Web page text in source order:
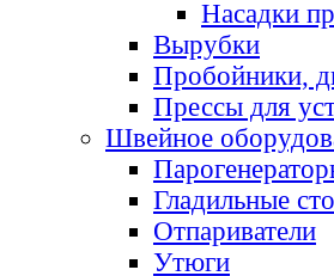
Насадки
Вырубки
Пробойники,
Прессы для
Швейное
Гладильные
Отпариватели
Утюги